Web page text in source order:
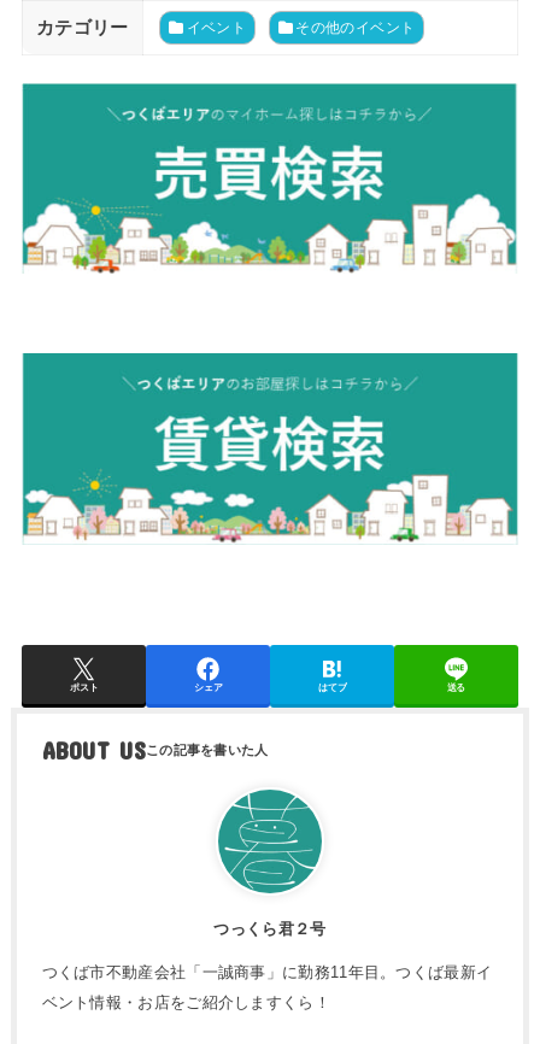
カテゴリー イベント その他のイベント
ポスト シェア はてブ 送る
ABOUT US
つっくら君２号
つくば市不動産会社「一誠商事」に勤務11年目。つくば最新イ
ベント情報・お店をご紹介しますくら！